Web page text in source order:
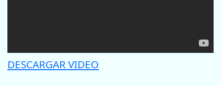
DESCARGAR VIDEO